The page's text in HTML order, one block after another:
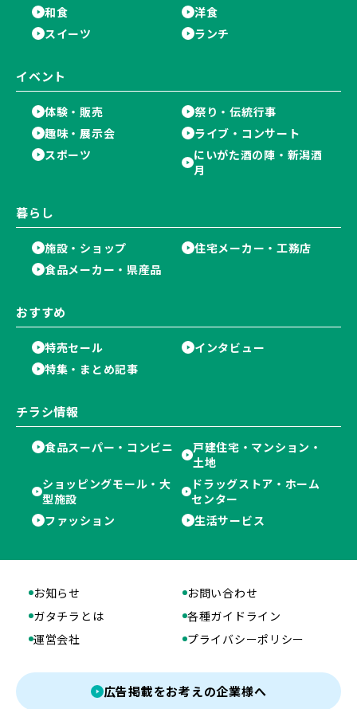
和食
洋食
スイーツ
ランチ
イベント
体験・販売
祭り・伝統行事
趣味・展示会
ライブ・コンサート
スポーツ
にいがた酒の陣・新潟酒
月
暮らし
施設・ショップ
住宅メーカー・工務店
食品メーカー・県産品
おすすめ
特売セール
インタビュー
特集・まとめ記事
チラシ情報
食品スーパー・コンビニ
戸建住宅・マンション・
土地
ショッピングモール・大
型施設
ドラッグストア・ホーム
センター
ファッション
生活サービス
お知らせ
お問い合わせ
ガタチラとは
各種ガイドライン
運営会社
プライバシーポリシー
広告掲載をお考えの企業様へ